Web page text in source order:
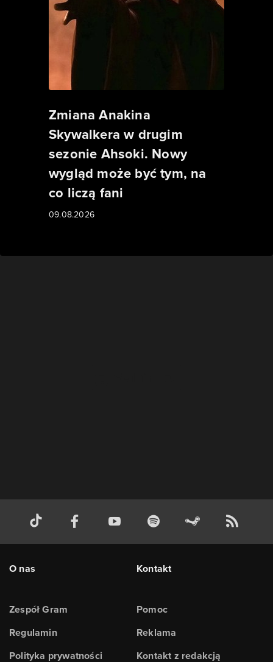
Zmiana Anakina
Skywalkera w drugim
sezonie Ahsoki. Nowy
wygląd może być tym, na
co liczą fani
09.08.2026
O nas
Zespół Gram
Regulamin
Polityka prywatności
Kontakt
Pomoc
Reklama
Kontakt z redakcją